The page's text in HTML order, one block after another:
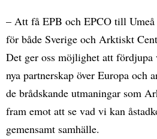
– Att få EPB och EPCO till
för både Sverige och Arktiskt
Det ger oss möjlighet att fördjupa
nya partnerskap över Europa och
de brådskande utmaningar som
fram emot att se vad vi kan
gemensamt samhälle.